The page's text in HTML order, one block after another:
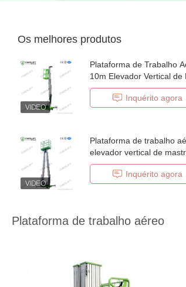
Os melhores produtos
Plataforma de Trabalho
10m Elevador Vertical de
Inquérito agora
Plataforma de trabalho
elevador vertical de
plataforma de extensão
Inquérito agora
Plataforma de trabalho aéreo